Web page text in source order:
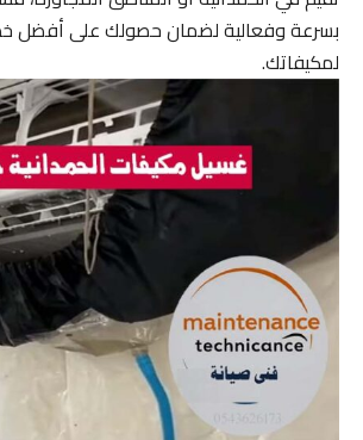
بسرعة وفعالية لضمان حصولك على أفضل
لمكيفاتك.